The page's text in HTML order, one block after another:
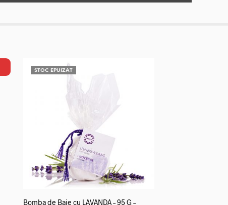
STOC EPUIZAT
Bomba de Baie cu LAVANDA – 95 G –